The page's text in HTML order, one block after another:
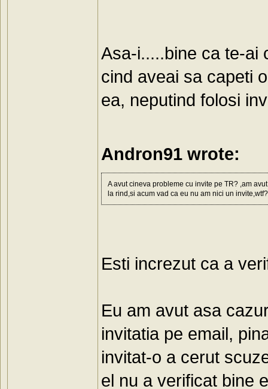
Asa-i.....bine ca te-ai
cind aveai sa capeti
ea, neputind folosi
Andron91 wrote:
A avut cineva probleme cu invite pe TR? ,am
la rind,si acum vad ca eu nu am nici un
Esti increzut ca a
Eu am avut asa
invitatia pe email,
invitat-o a cerut
el nu a verificat bine